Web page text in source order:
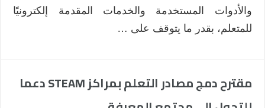
والأدوات المستخدمة والخدمات المقدمة إلكترونيًا
للمتعلم، بقدر ما يتوقف على …
مقترح دمج مصادر التعلم بمراكز STEAM دعما